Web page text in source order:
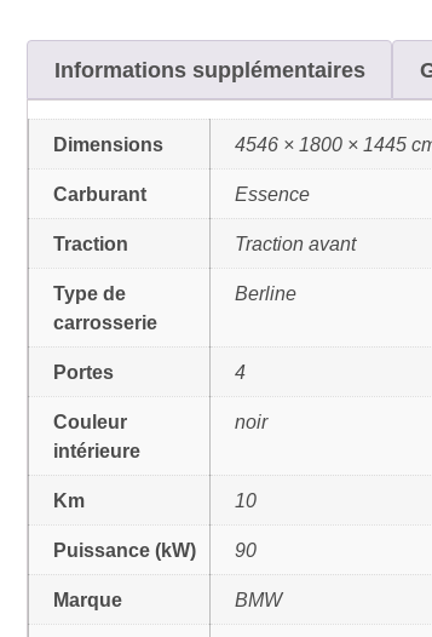
Informations supplémentaires
Dimensions 4546 × 1800 × 1445
Carburant Essence
Traction Traction avant
Type de
carrosserie
Berline
Portes 4
Couleur
intérieure
noir
Km 10
Puissance (kW) 90
Marque BMW